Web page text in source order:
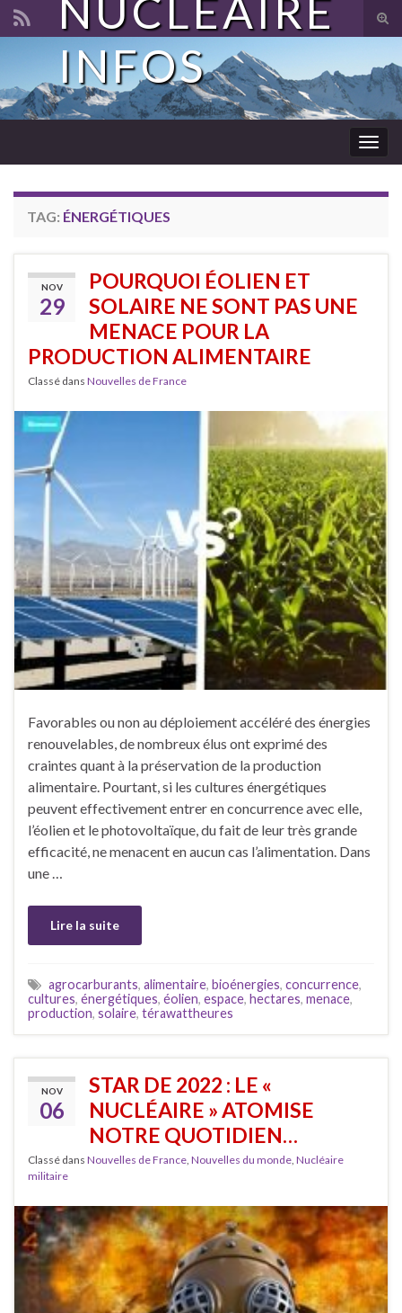
Search for:
NUCLÉAIRE
INFOS
TAG: ÉNERGÉTIQUES
NOV
29
POURQUOI ÉOLIEN ET
SOLAIRE NE SONT PAS UNE
MENACE POUR LA
PRODUCTION ALIMENTAIRE
Classé dans Nouvelles de France
Favorables ou non au déploiement accéléré des énergies
renouvelables, de nombreux élus ont exprimé des
craintes quant à la préservation de la production
alimentaire. Pourtant, si les cultures énergétiques
peuvent effectivement entrer en concurrence avec elle,
l’éolien et le photovoltaïque, du fait de leur très grande
efficacité, ne menacent en aucun cas l’alimentation. Dans
une …
Lire la suite
agrocarburants, alimentaire, bioénergies, concurrence,
cultures, énergétiques, éolien, espace, hectares, menace,
production, solaire, térawattheures
NOV
06
STAR DE 2022 : LE «
NUCLÉAIRE » ATOMISE
NOTRE QUOTIDIEN…
Classé dans Nouvelles de France, Nouvelles du monde, Nucléaire
militaire